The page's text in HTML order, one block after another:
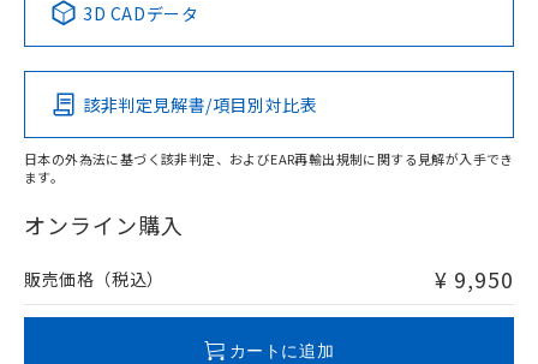
Pb Hg Cd Cr(VI)
O
在庫等で未対応品が混在する可能性があります。
問い合わせください。
この製品の規格認証/適合状況ページへ
その他の認証はこちらのページからご検索ください
3D CADデータ
該非判定見解書/項目別対比表
日本の外為法に基づく該非判定、およびEAR再輸出規制に関する見解が入手でき
ます。
オンライン購入
販売価格（税込） ¥ 9,950
カートに追加